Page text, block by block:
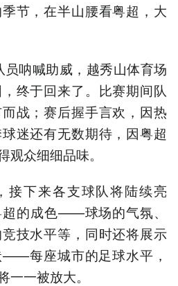
节，在半山腰看粤超，大
呐喊助威，越秀山体育场
终于回来了。比赛期间队
战；赛后握手言欢，因热
迷还有无数期待，因粤超
观众细细品味。
接下来各支球队将陆续亮
的成色——球场的气氛、
技水平等，同时还将展示
每座城市的足球水平，
一被放大。